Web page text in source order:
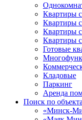
Квартиры
Квартиры
Квартиры
Квартиры
Готовые
Кладовые
Паркинг
Аренда
Поиск по
«Минск-